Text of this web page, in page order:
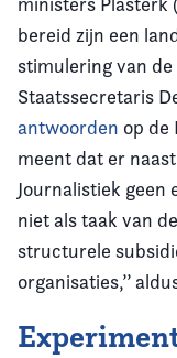
bereid zijn een
stimulering van
Staatssecretaris
antwoorden op de
meent dat er
Journalistiek geen
niet als taak van
structurele
organisaties,’’